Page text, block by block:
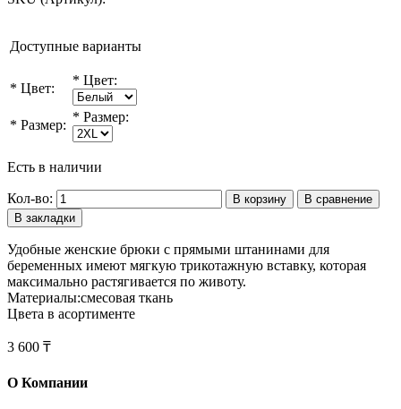
Доступные варианты
* Цвет:
* Цвет:
* Размер:
* Размер:
Есть в наличии
Кол-во: В корзину
В сравнение
В закладки
Удобные женские брюки с прямыми штанинами для
беременных имеют мягкую трикотажную вставку, которая
максимально растягивается по животу.
Материалы:смесовая ткань
Цвета в асортименте
3 600 ₸
О Компании